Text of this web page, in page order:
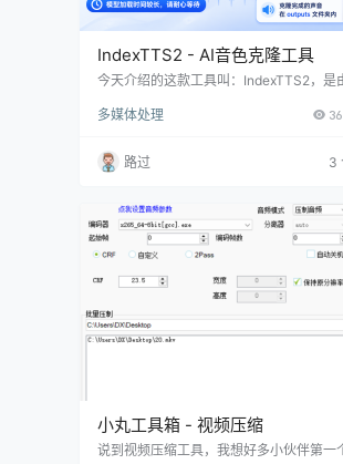
IndexTTS2 - AI音色克隆工具
今天介绍的这款工具叫：IndexTTS2，是
近11.8G，解压后有18G，这体积存储紧
I音色克隆IndexTTS2.exe”即可打开软件。
后会出来黑框，这是加载模型，时间比较
就会跳转到默认浏览器打开软件的主界面
个界面里，我们可…
多媒体处理 36
路过 3
小丸工具箱 - 视频压缩
说到视频压缩工具，我想好多小伙伴第一